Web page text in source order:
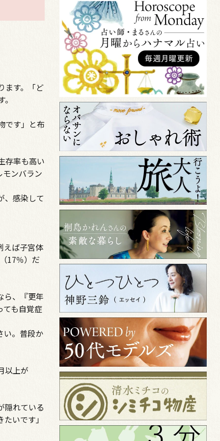
ます。「ど
です」と布
存率も高い
ンバラン
、感染して
えば子宮体
17％）だ
ら、『更年
ても自覚症
い。普段か
以上が
隠れている
いです」